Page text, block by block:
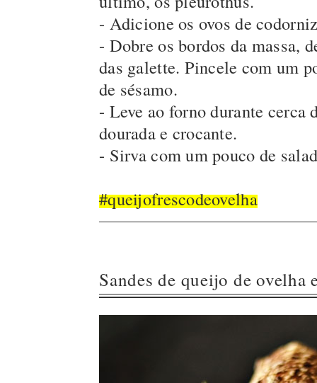
- Adicione os ovos de
- Dobre os bordos da massa,
das galette. Pincele com um
de sésamo.
- Leve ao forno durante cerca
dourada e crocante.
- Sirva com um pouco de
#queijofrescodeovelha
Sandes de queijo de ovelha